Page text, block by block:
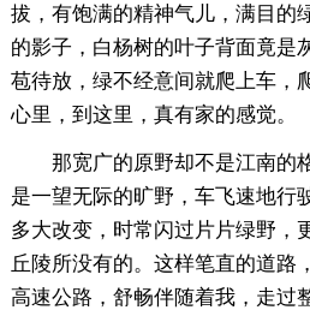
拔，有饱满的精神气儿，满目的
的影子，白杨树的叶子背面竟是
苞待放，绿不经意间就爬上车，
心里，到这里，真有家的感觉。
那宽广的原野却不是江南的
是一望无际的旷野，车飞速地行
多大改变，时常闪过片片绿野，
丘陵所没有的。这样笔直的道路
高速公路，舒畅伴随着我，走过